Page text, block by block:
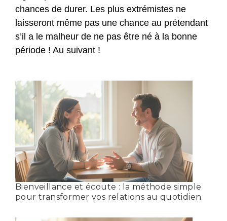
chances de durer. Les plus extrémistes ne
laisseront même pas une chance au prétendant
s’il a le malheur de ne pas être né à la bonne
période ! Au suivant !
Bienveillance et écoute : la méthode simple
pour transformer vos relations au quotidien